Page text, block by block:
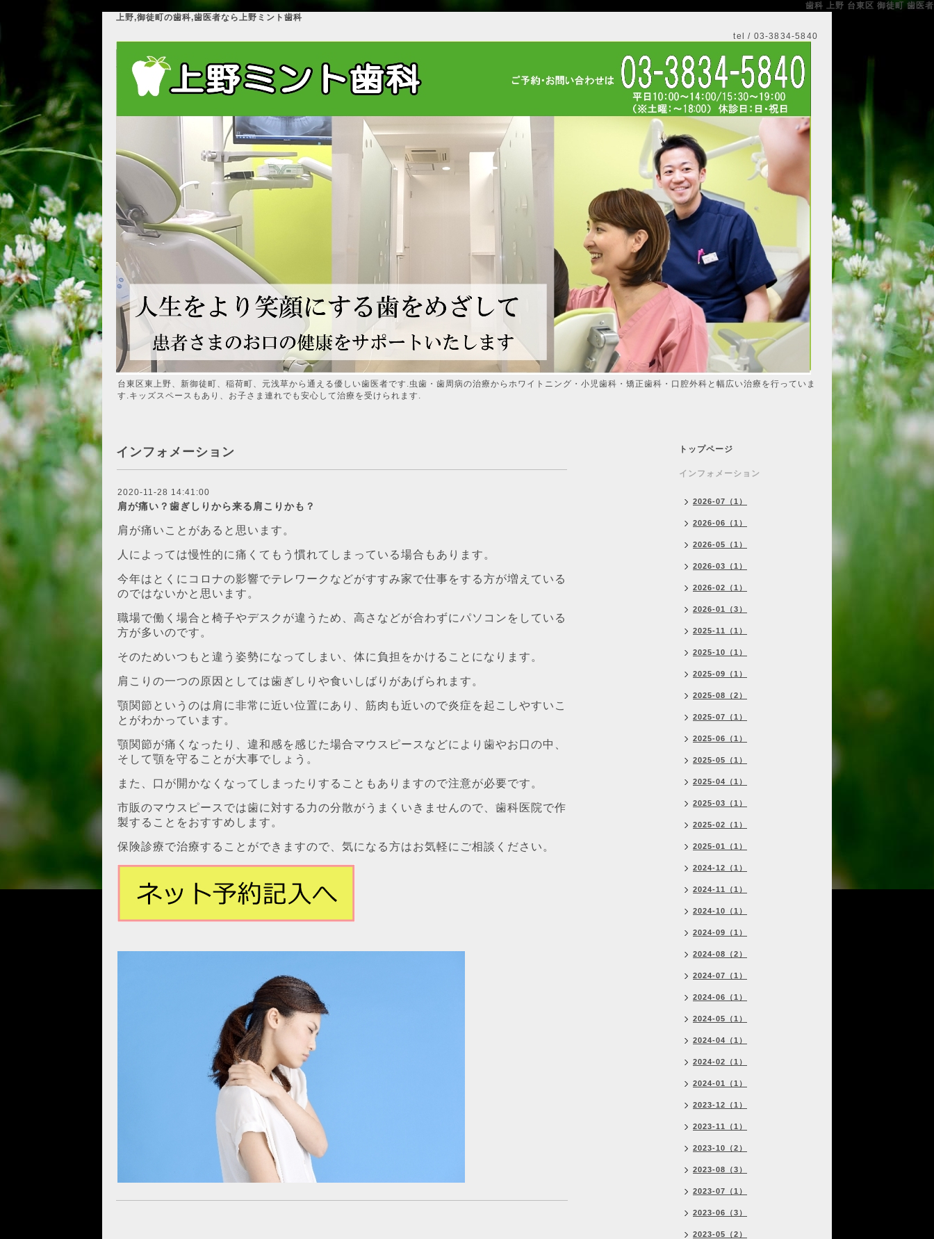
歯科 上野 台東区 御徒町 歯医者
上野,御徒町の歯科,歯医者なら上野ミント歯科
tel / 03-3834-5840
台東区東上野、新御徒町、稲荷町、元浅草から通える優しい歯医者です.虫歯・歯周病の治療からホワイトニング・小児歯科・矯正歯科・口腔外科と幅広い治療を行っていま
す.キッズスペースもあり、お子さま連れでも安心して治療を受けられます.
インフォメーション
2020-11-28 14:41:00
肩が痛い？歯ぎしりから来る肩こりかも？
肩が痛いことがあると思います。
人によっては慢性的に痛くてもう慣れてしまっている場合もあります。
今年はとくにコロナの影響でテレワークなどがすすみ家で仕事をする方が増えている
のではないかと思います。
職場で働く場合と椅子やデスクが違うため、高さなどが合わずにパソコンをしている
方が多いのです。
そのためいつもと違う姿勢になってしまい、体に負担をかけることになります。
肩こりの一つの原因としては歯ぎしりや食いしばりがあげられます。
顎関節というのは肩に非常に近い位置にあり、筋肉も近いので炎症を起こしやすいこ
とがわかっています。
顎関節が痛くなったり、違和感を感じた場合マウスピースなどにより歯やお口の中、
そして顎を守ることが大事でしょう。
また、口が開かなくなってしまったりすることもありますので注意が必要です。
市販のマウスピースでは歯に対する力の分散がうまくいきませんので、歯科医院で作
製することをおすすめします。
保険診療で治療することができますので、気になる方はお気軽にご相談ください。
トップページ
インフォメーション
2026-07（1）
2026-06（1）
2026-05（1）
2026-03（1）
2026-02（1）
2026-01（3）
2025-11（1）
2025-10（1）
2025-09（1）
2025-08（2）
2025-07（1）
2025-06（1）
2025-05（1）
2025-04（1）
2025-03（1）
2025-02（1）
2025-01（1）
2024-12（1）
2024-11（1）
2024-10（1）
2024-09（1）
2024-08（2）
2024-07（1）
2024-06（1）
2024-05（1）
2024-04（1）
2024-02（1）
2024-01（1）
2023-12（1）
2023-11（1）
2023-10（2）
2023-08（3）
2023-07（1）
2023-06（3）
2023-05（2）